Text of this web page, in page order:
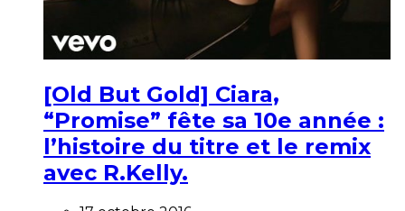
[Old But Gold] Ciara,
“Promise” fête sa 10e année :
l’histoire du titre et le remix
avec R.Kelly.